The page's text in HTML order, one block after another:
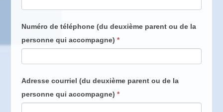
Numéro de téléphone (du deuxième parent ou de la
personne qui accompagne) *
Adresse courriel (du deuxième parent ou de la
personne qui accompagne) *